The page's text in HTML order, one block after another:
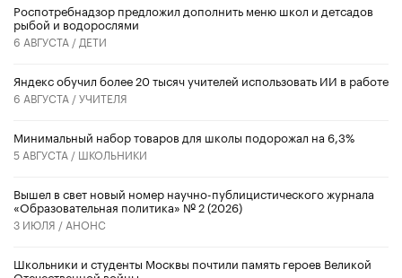
Роспотребнадзор предложил дополнить меню школ и детсадов
рыбой и водорослями
6 АВГУСТА / ДЕТИ
​Яндекс обучил более 20 тысяч учителей использовать ИИ в работе
6 АВГУСТА /УЧИТЕЛЯ
Минимальный набор товаров для школы подорожал на 6,3%
5 АВГУСТА / ШКОЛЬНИКИ
Вышел в свет новый номер научно-публицистического журнала
«Образовательная политика» № 2 (2026)
3 ИЮЛЯ / АНОНС
Школьники и студенты Москвы почтили память героев Великой